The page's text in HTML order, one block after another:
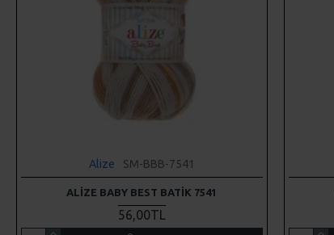
Alize SM-BBB-7541
ALIZE BABY BEST BATIK 7541
56,00TL